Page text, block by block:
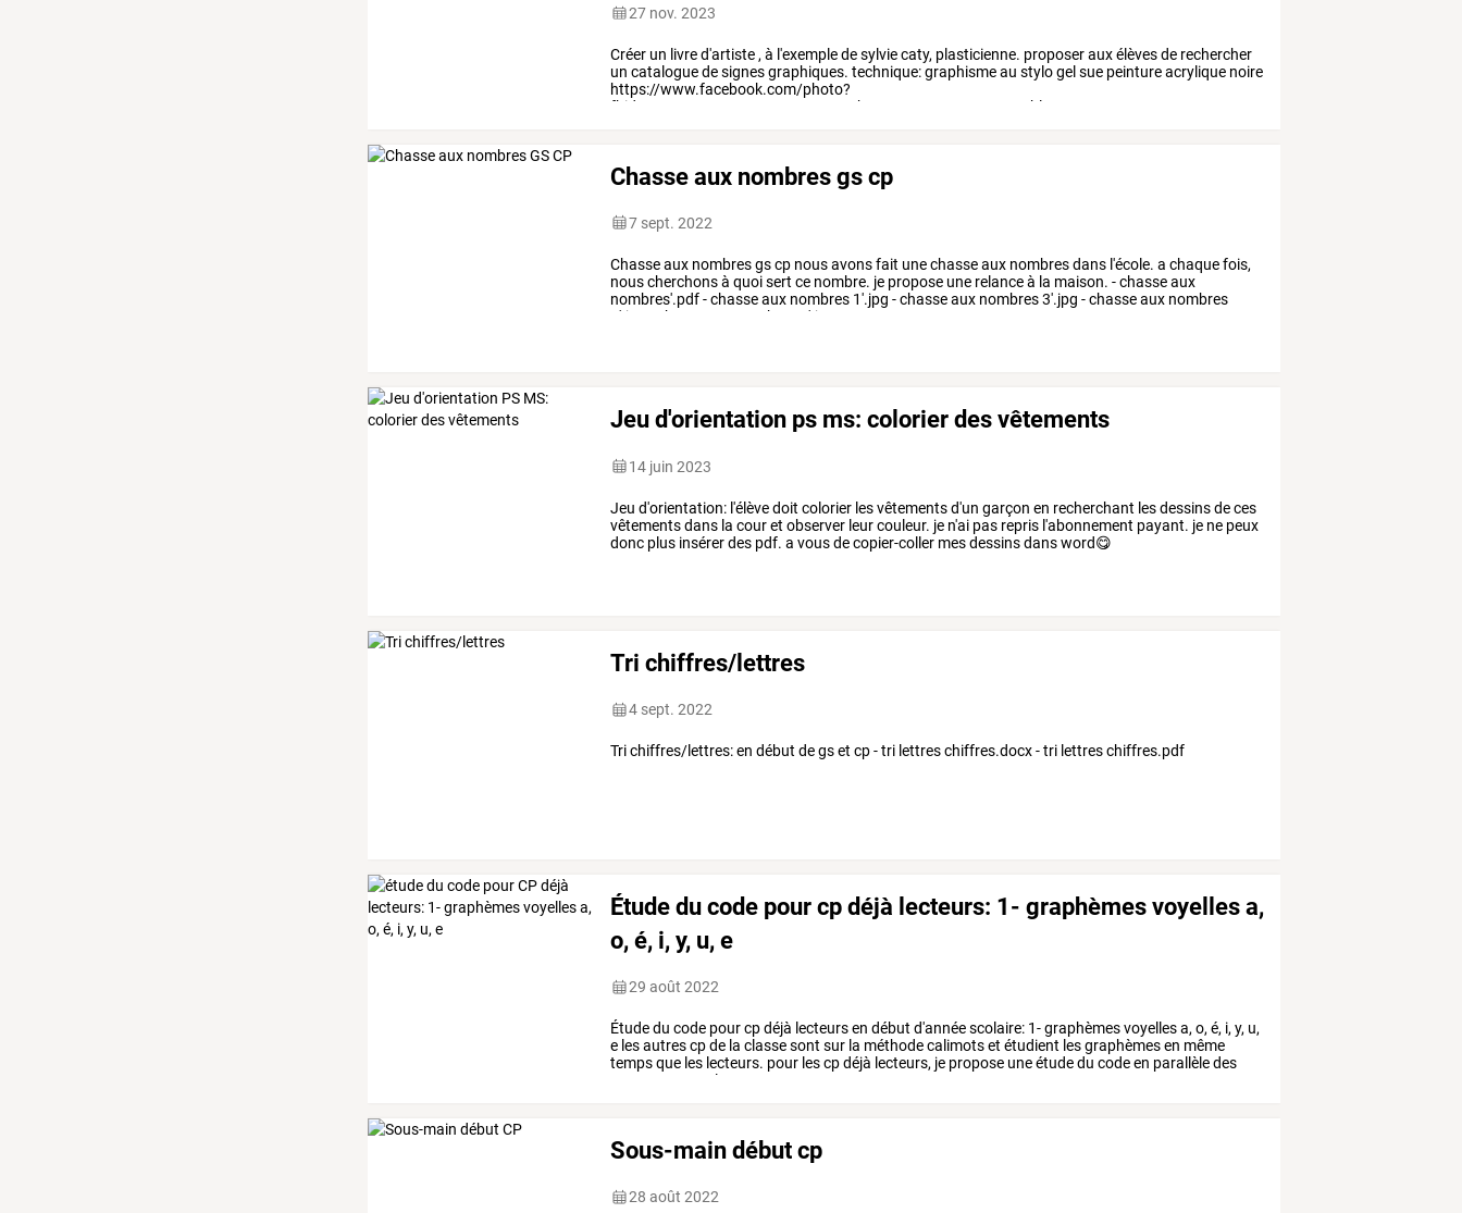
27 nov. 2023
Créer un livred'artiste , à l'exempledesylviecaty, plasticienne. proposerauxélèvesde rechercher
un cataloguedesignesgraphiques. technique:graphismeau stylogel sue peintureacrylique noire
https://www.facebook.com/photo?
fbid=122127375620078028&set=pcb.122127377642078028
blanc
Chasse aux nombres gs cp
7 sept. 2022
Chasse aux nombres gs cp nous avons fait une chasse aux nombres dans l'école. a chaque fois,
nous cherchons à quoi sert ce nombre. je propose une relance à la maison. - chasse aux
nombres'.pdf - chasse aux nombres 1'.jpg - chasse aux nombres 3'.jpg - chasse aux nombres
4'.jpg - chasse aux nombres 5'.jpg
Jeu d'orientation ps ms: colorier des vêtements
14 juin 2023
Jeu d'orientation: l'élève doit colorier les vêtements d'un garçon en recherchant les dessins de ces
vêtements dans la cour et observer leur couleur. je n'ai pas repris l'abonnement payant. je ne peux
donc plus insérer des pdf. a vous de copier-coller mes dessins dans word😋
Tri chiffres/lettres
4 sept. 2022
Tri chiffres/lettres: en début de gs et cp - tri lettres chiffres.docx - tri lettres chiffres.pdf
Étude du code pour cp déjà lecteurs: 1- graphèmes voyelles a,
o, é, i, y, u, e
29 août 2022
Étudedu code pourcpdéjà lecteursen début d'annéescolaire: 1-graphèmesvoyellesa,o,é, i,y, u,
e lesautrescpde la classesont sur la méthodecalimotset étudient lesgraphèmesen même
tempsque les lecteurs. pour lescpdéjà lecteurs, je propose uneétudedu codeen parallèledes
les
Sous-main début cp
28 août 2022